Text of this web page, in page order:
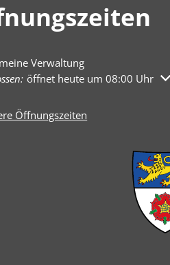
Verwaltung
um weitere Öffnungs- oder
öffnet heute um 08:00 Uhr
Öffnungszeiten